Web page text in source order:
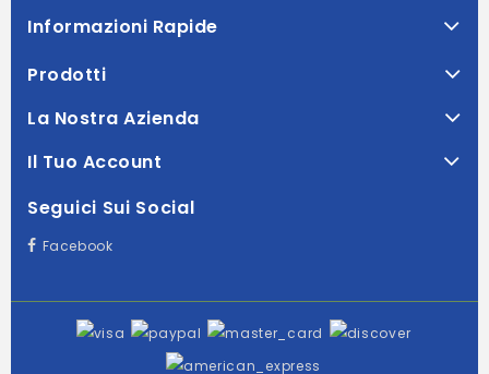
Informazioni Rapide
Prodotti
La Nostra Azienda
Il Tuo Account
Seguici Sui Social
Facebook